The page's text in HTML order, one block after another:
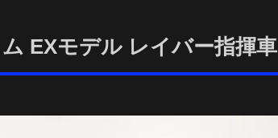
EXモデル レイバー指揮車